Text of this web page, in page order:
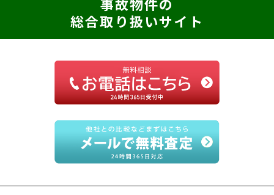
総合取り扱いサイト